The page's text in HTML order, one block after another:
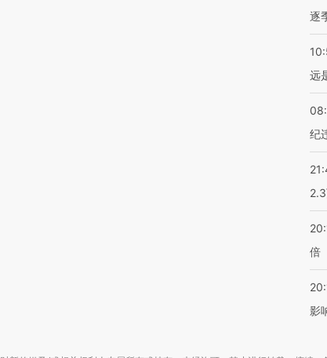
逐
远
纪
倍
影